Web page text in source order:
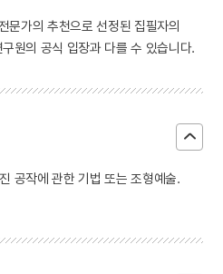
문가의 추천으로 선정된 집필자의
원의 공식 입장과 다를 수 있습니다.
공작에 관한 기법 또는 조형예술.